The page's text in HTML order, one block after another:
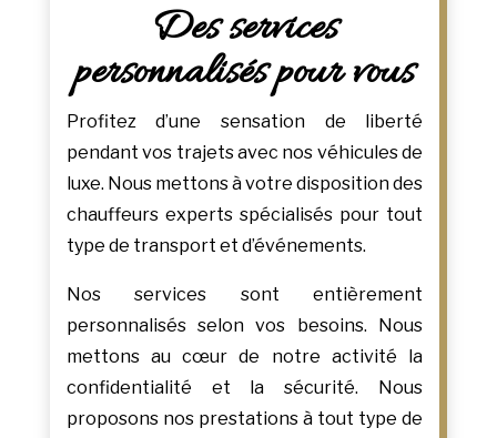
Des services
personnalisés pour vous
Profitez d’une sensation de liberté
pendant vos trajets avec nos véhicules de
luxe. Nous mettons à votre disposition des
chauffeurs experts spécialisés pour tout
type de transport et d’événements.
Nos services sont entièrement
personnalisés selon vos besoins. Nous
mettons au cœur de notre activité la
confidentialité et la sécurité. Nous
proposons nos prestations à tout type de